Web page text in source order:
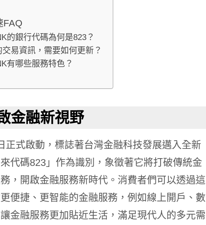
FAQ
的銀行代碼為何是823？
易資訊，需要如何更新？
有哪些服務特色？
金融新視野
正式啟動，標誌著台灣金融科技發展邁入全新
代碼823」作為識別，象徵著它將打破傳統金
，開啟金融服務新時代。消費者們可以透過這
便捷、更智能的金融服務，例如線上開戶、數
金融服務更加貼近生活，滿足現代人的多元需